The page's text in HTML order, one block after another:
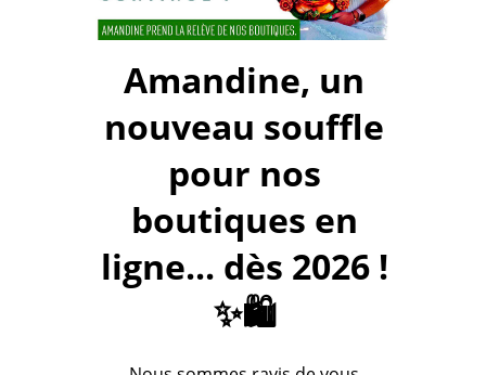
Amandine, un
nouveau souffle
pour nos
boutiques en
ligne... dès 2026 !
✨🛍️